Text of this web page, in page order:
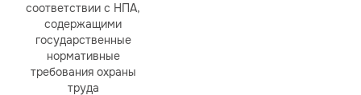
соответствии с НПА,
содержащими
государственные
нормативные
требования охраны
труда